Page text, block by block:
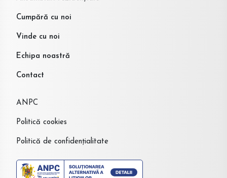
Cumpără cu noi
Vinde cu noi
Echipa noastră
Contact
ANPC
Politică cookies
Politică de confidențialitate